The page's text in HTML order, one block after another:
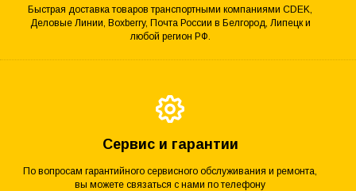
Быстрая доставка товаров транспортными компаниями CDEK,
Деловые Линии, Boxberry, Почта России в Белгород, Липецк и
любой регион РФ.
Сервис и гарантии
По вопросам гарантийного сервисного обслуживания и ремонта,
вы можете связаться с нами по телефону